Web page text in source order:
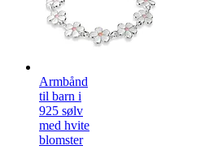
Armbånd
til barn i
925 sølv
med hvite
blomster